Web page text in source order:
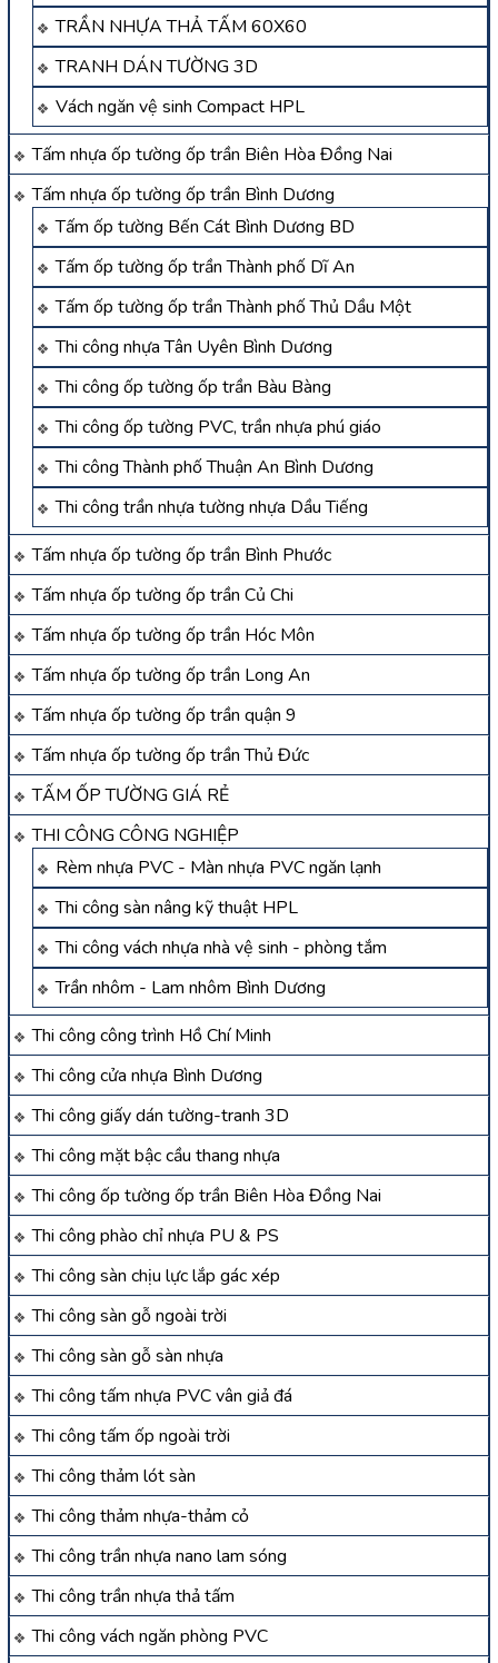
TRẦN NHỰA THẢ TẤM 60X60
TRANH DÁN TƯỜNG 3D
Vách ngăn vệ sinh Compact HPL
Tấm nhựa ốp tường ốp trần Biên Hòa Đồng Nai
Tấm nhựa ốp tường ốp trần Bình Dương
Tấm ốp tường Bến Cát Bình Dương BD
Tấm ốp tường ốp trần Thành phố Dĩ An
Tấm ốp tường ốp trần Thành phố Thủ Dầu Một
Thi công nhựa Tân Uyên Bình Dương
Thi công ốp tường ốp trần Bàu Bàng
Thi công ốp tường PVC, trần nhựa phú giáo
Thi công Thành phố Thuận An Bình Dương
Thi công trần nhựa tường nhựa Dầu Tiếng
Tấm nhựa ốp tường ốp trần Bình Phước
Tấm nhựa ốp tường ốp trần Củ Chi
Tấm nhựa ốp tường ốp trần Hóc Môn
Tấm nhựa ốp tường ốp trần Long An
Tấm nhựa ốp tường ốp trần quận 9
Tấm nhựa ốp tường ốp trần Thủ Đức
TẤM ỐP TƯỜNG GIÁ RẺ
THI CÔNG CÔNG NGHIỆP
Rèm nhựa PVC - Màn nhựa PVC ngăn lạnh
Thi công sàn nâng kỹ thuật HPL
Thi công vách nhựa nhà vệ sinh - phòng tắm
Trần nhôm - Lam nhôm Bình Dương
Thi công công trình Hồ Chí Minh
Thi công cửa nhựa Bình Dương
Thi công giấy dán tường-tranh 3D
Thi công mặt bậc cầu thang nhựa
Thi công ốp tường ốp trần Biên Hòa Đồng Nai
Thi công phào chỉ nhựa PU & PS
Thi công sàn chịu lực lắp gác xép
Thi công sàn gỗ ngoài trời
Thi công sàn gỗ sàn nhựa
Thi công tấm nhựa PVC vân giả đá
Thi công tấm ốp ngoài trời
Thi công thảm lót sàn
Thi công thảm nhựa-thảm cỏ
Thi công trần nhựa nano lam sóng
Thi công trần nhựa thả tấm
Thi công vách ngăn phòng PVC